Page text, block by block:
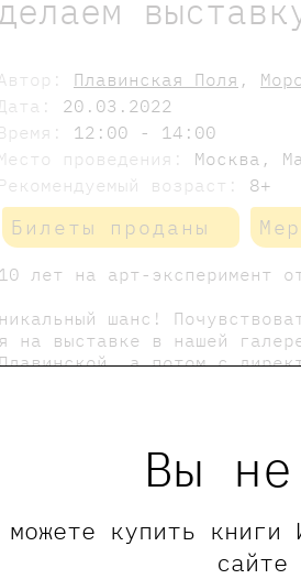
Вы
можете купить книги
Плавинская Поля ,
20.03.2022
Время: 12:00 - 14:00
Место проведения: Москва,
Рекомендуемый возраст: 8+
Билеты проданы
лет на арт-эксперимент
шанс!
на выставке в нашей
а потом с
Мы вместе развесим
внимание, 8 лет - это
регистрации.
с собой сменную обувь.